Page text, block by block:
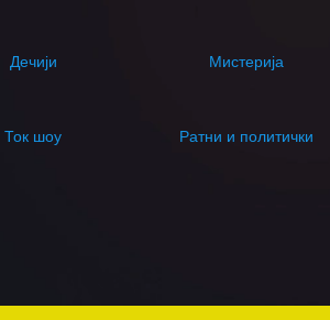
Дечији Мистерија
Ток шоу Ратни и политички